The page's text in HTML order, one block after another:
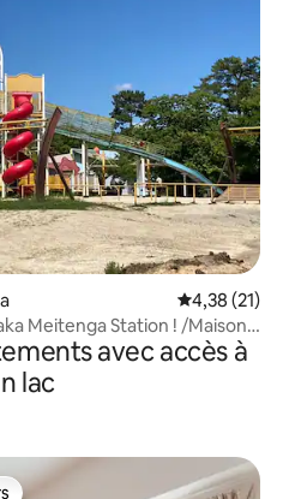
Évaluation
4,38 (21)
Meitenga Station ! /Maison
de Shonaiavec accès à
lac